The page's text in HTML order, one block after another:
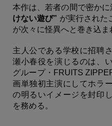
本作は、若者の間で密かに
けない遊び” が実行された
が次々に怪異へと巻き込ま
主人公である学校に招聘
瀬小春役を演じるのは、
グループ・FRUITS
画単独初主演にしてホラ
の明るいイメージを封印
を務める。